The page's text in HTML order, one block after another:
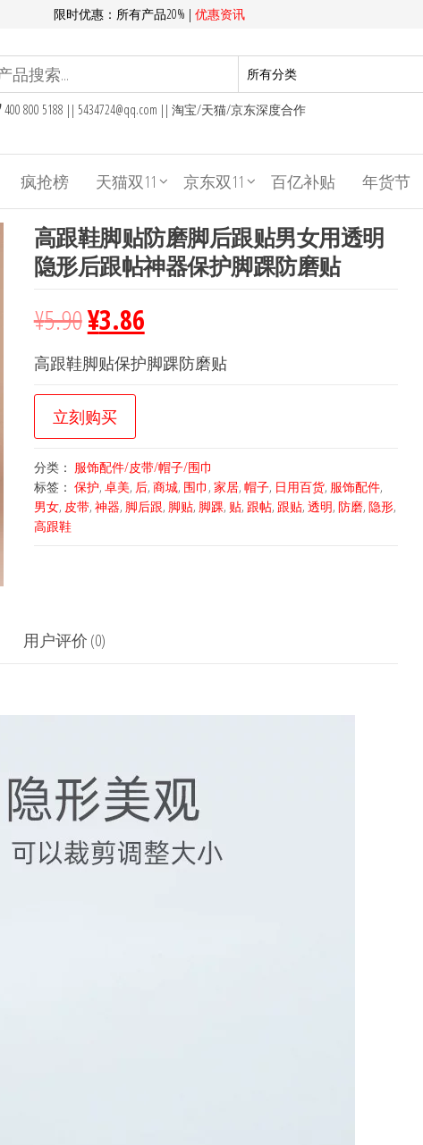
限时优惠：所有产品20% | 优惠资讯
400 800 5188 || 5434724@qq.com || 淘宝/天猫/京东深度合作
疯抢榜 天猫双11 京东双11 百亿补贴 年货节
高跟鞋脚贴防磨脚后跟贴男女用透明
隐形后跟帖神器保护脚踝防磨贴
¥5.90¥3.86
高跟鞋脚贴保护脚踝防磨贴
立刻购买
分类： 服饰配件/皮带/帽子/围巾
标签： 保护, 卓美, 后, 商城, 围巾 , 家居, 帽子, 日用百货, 服饰配件,
男女, 皮带, 神器, 脚后跟, 脚贴, 脚踝, 贴, 跟帖, 跟贴, 透明, 防磨, 隐形,
高跟鞋
用户评价 (0)